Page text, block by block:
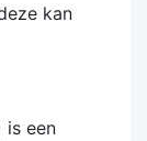
kan
is een